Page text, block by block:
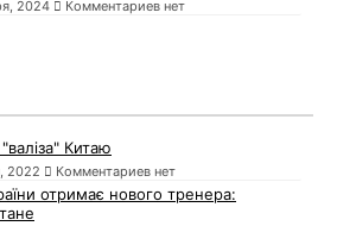
2024 Комментариев нет
Китаю
2022 Комментариев нет
отримає нового тренера: